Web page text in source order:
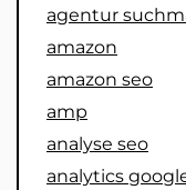
agentur
amazon
amazon seo
amp
analyse seo
analytics